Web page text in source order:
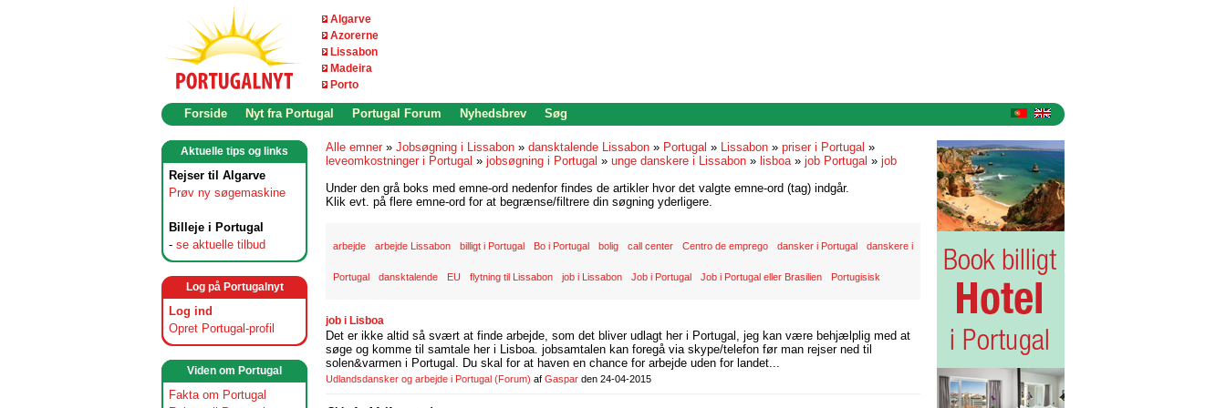
Algarve
Azorerne
Lissabon
Madeira
Porto
Forside Nyt fra Portugal Portugal Forum Nyhedsbrev Søg
Aktuelle tips og links
Rejser til Algarve
Prøv ny søgemaskine
Billeje i Portugal
- se aktuelle tilbud
Log på Portugalnyt
Log ind
Opret Portugal-profil
Viden om Portugal
Fakta om Portugal
Alle emner » Jobsøgning i Lissabon » dansktalende Lissabon » Portugal » Lissabon » priser i Portugal »
leveomkostninger i Portugal » jobsøgning i Portugal » unge danskere i Lissabon » lisboa» job Portugal » job
Under den grå boks med emne-ord nedenfor findes de artikler hvor det valgte emne-ord (tag) indgår.
Klik evt. på flere emne-ord for at begrænse/filtrere din søgning yderligere.
arbejde arbejde Lissabon billigt i Portugal Bo i Portugal bolig call center Centro de emprego dansker i Portugal danskere i
Portugal dansktalende EU flytning til Lissabon job i Lissabon Job i Portugal Job i Portugal eller Brasilien Portugisisk
job i Lisboa
Det er ikke altid så svært at finde arbejde, som det bliver udlagt her i Portugal, jeg kan være behjælplig med at
søge og komme til samtale her i Lisboa. jobsamtalen kan foregå via skype/telefon før man rejser ned til
solen&varmen i Portugal. Du skal for at haven en chance for arbejde uden for landet...
Udlandsdansker og arbejde i Portugal (Forum) af Gaspar den 24-04-2015